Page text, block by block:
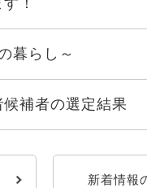
！
暮らし～
補者の選定結果
新着情報